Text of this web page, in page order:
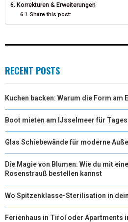
)
Korrekturen & Erweiterungen
Share this post:
RECENT POSTS
Kuchen backen: Warum die Form am
Boot mieten am IJsselmeer für
Glas Schiebewände für moderne
Die Magie von Blumen: Wie du mit
Rosenstrauß bestellen kannst
Wo Spitzenklasse-Sterilisation in
Ferienhaus in Tirol oder Apartments